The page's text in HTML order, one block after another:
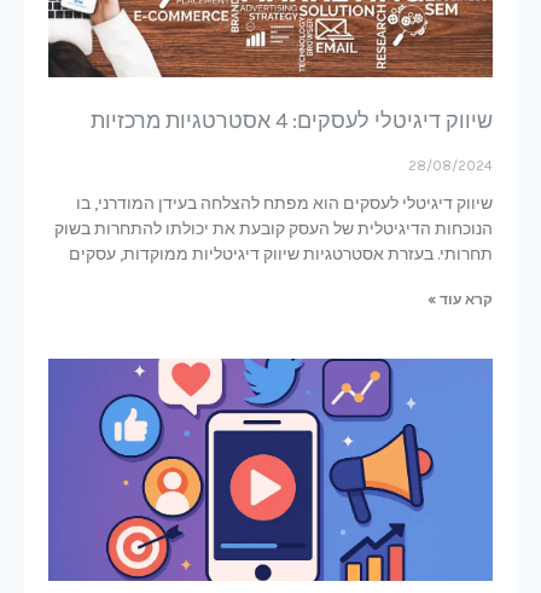
שיווק דיגיטלי לעסקים: 4 אסטרטגיות מרכזיות
28/08/2024
שיווק דיגיטלי לעסקים הוא מפתח להצלחה בעידן המודרני, בו
הנוכחות הדיגיטלית של העסק קובעת את יכולתו להתחרות בשוק
תחרותי. בעזרת אסטרטגיות שיווק דיגיטליות ממוקדות, עסקים
קרא עוד »